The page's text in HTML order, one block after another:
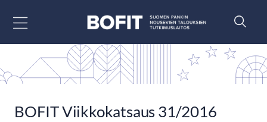
BOFIT Viikkokatsaus 31/2016